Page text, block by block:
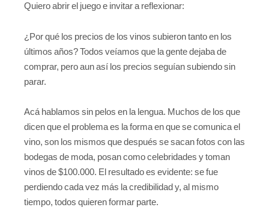
Quiero abrir el juego e invitar a reflexionar:
¿Por qué los precios de los vinos subieron tanto en los
últimos años? Todos veíamos que la gente dejaba de
comprar, pero aun así los precios seguían subiendo sin
parar.
Acá hablamos sin pelos en la lengua. Muchos de los que
dicen que el problema es la forma en que se comunica el
vino, son los mismos que después se sacan fotos con las
bodegas de moda, posan como celebridades y toman
vinos de $100.000. El resultado es evidente: se fue
perdiendo cada vez más la credibilidad y, al mismo
tiempo, todos quieren formar parte.